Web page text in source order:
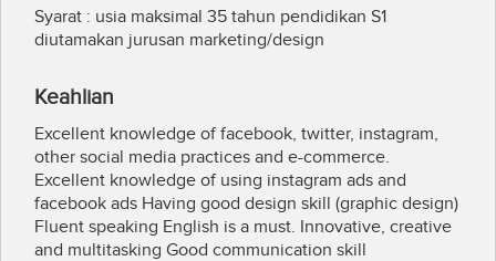
Syarat : usia maksimal 35 tahun pendidikan S1
diutamakan jurusan marketing/design
Keahlian
Excellent knowledge of facebook, twitter, instagram,
other social media practices and e-commerce.
Excellent knowledge of using instagram ads and
facebook ads Having good design skill (graphic design)
Fluent speaking English is a must. Innovative, creative
and multitasking Good communication skill